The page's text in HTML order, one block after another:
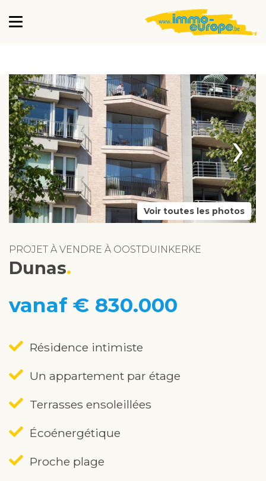
›
Voir toutes les photos
PROJET À VENDRE À OOSTDUINKERKE
Dunas
vanaf € 830.000
Résidence intimiste
Un appartement par étage
Terrasses ensoleillées
Écoénergétique
Proche plage